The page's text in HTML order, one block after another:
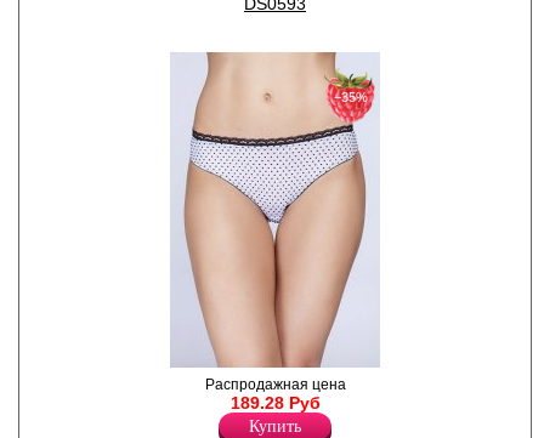
Трусики слипы, принт
"горох", кружевная
контрастная резинка.
Лайкра 10%
−35%
Распродажная цена
189.28 Руб
Купить